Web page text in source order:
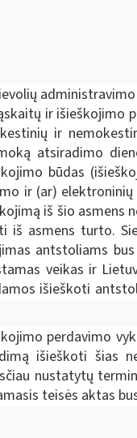
ir išieškojimo
ir
atsiradimo
būdas
ir (ar)
iš šio asmens
asmens turto.
antstoliams
veikas ir
išieškoti
perdavimo
išieškoti šias
nustatytų
teisės aktas